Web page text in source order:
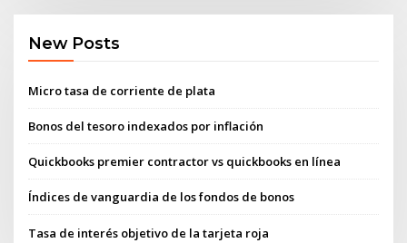
New Posts
Micro tasa de corriente de plata
Bonos del tesoro indexados por inflación
Quickbooks premier contractor vs quickbooks en línea
Índices de vanguardia de los fondos de bonos
Tasa de interés objetivo de la tarjeta roja